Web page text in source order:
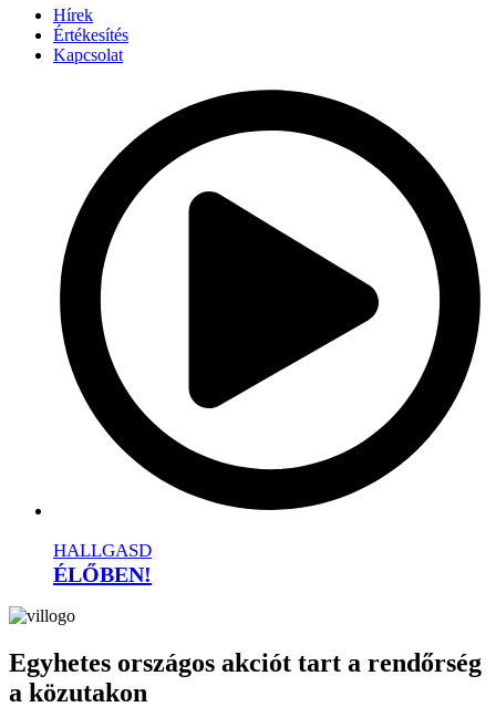
Hírek
Értékesítés
Kapcsolat
HALLGASD
ÉLŐBEN!
Egyhetes országos akciót tart a rendőrség
a közutakon